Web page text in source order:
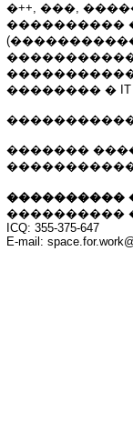
�++, ���,
����������
�������� �
�������
����������
����������
ICQ: 355-375-647
E-mail: